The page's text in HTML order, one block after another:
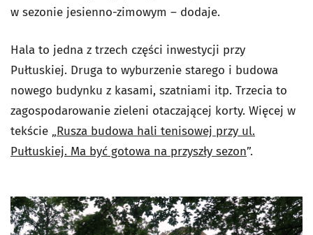
w sezonie jesienno-zimowym – dodaje.
Hala to jedna z trzech części inwestycji przy
Pułtuskiej. Druga to wyburzenie starego i budowa
nowego budynku z kasami, szatniami itp. Trzecia to
zagospodarowanie zieleni otaczającej korty. Więcej w
tekście „Rusza budowa hali tenisowej przy ul.
Pułtuskiej. Ma być gotowa na przyszły sezon”.